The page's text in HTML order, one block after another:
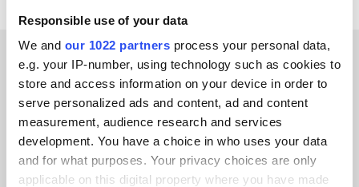
Responsible use of your data
We and our 1022 partners process your personal data,
e.g. your IP-number, using technology such as cookies to
store and access information on your device in order to
serve personalized ads and content, ad and content
measurement, audience research and services
development. You have a choice in who uses your data
and for what purposes. Your privacy choices are only
applicable on this digital property where you have made
ERFOLGSGESCHICHTEN UNSERER KUNDEN
Hören Sie das positive
Feedback unserer Kunden